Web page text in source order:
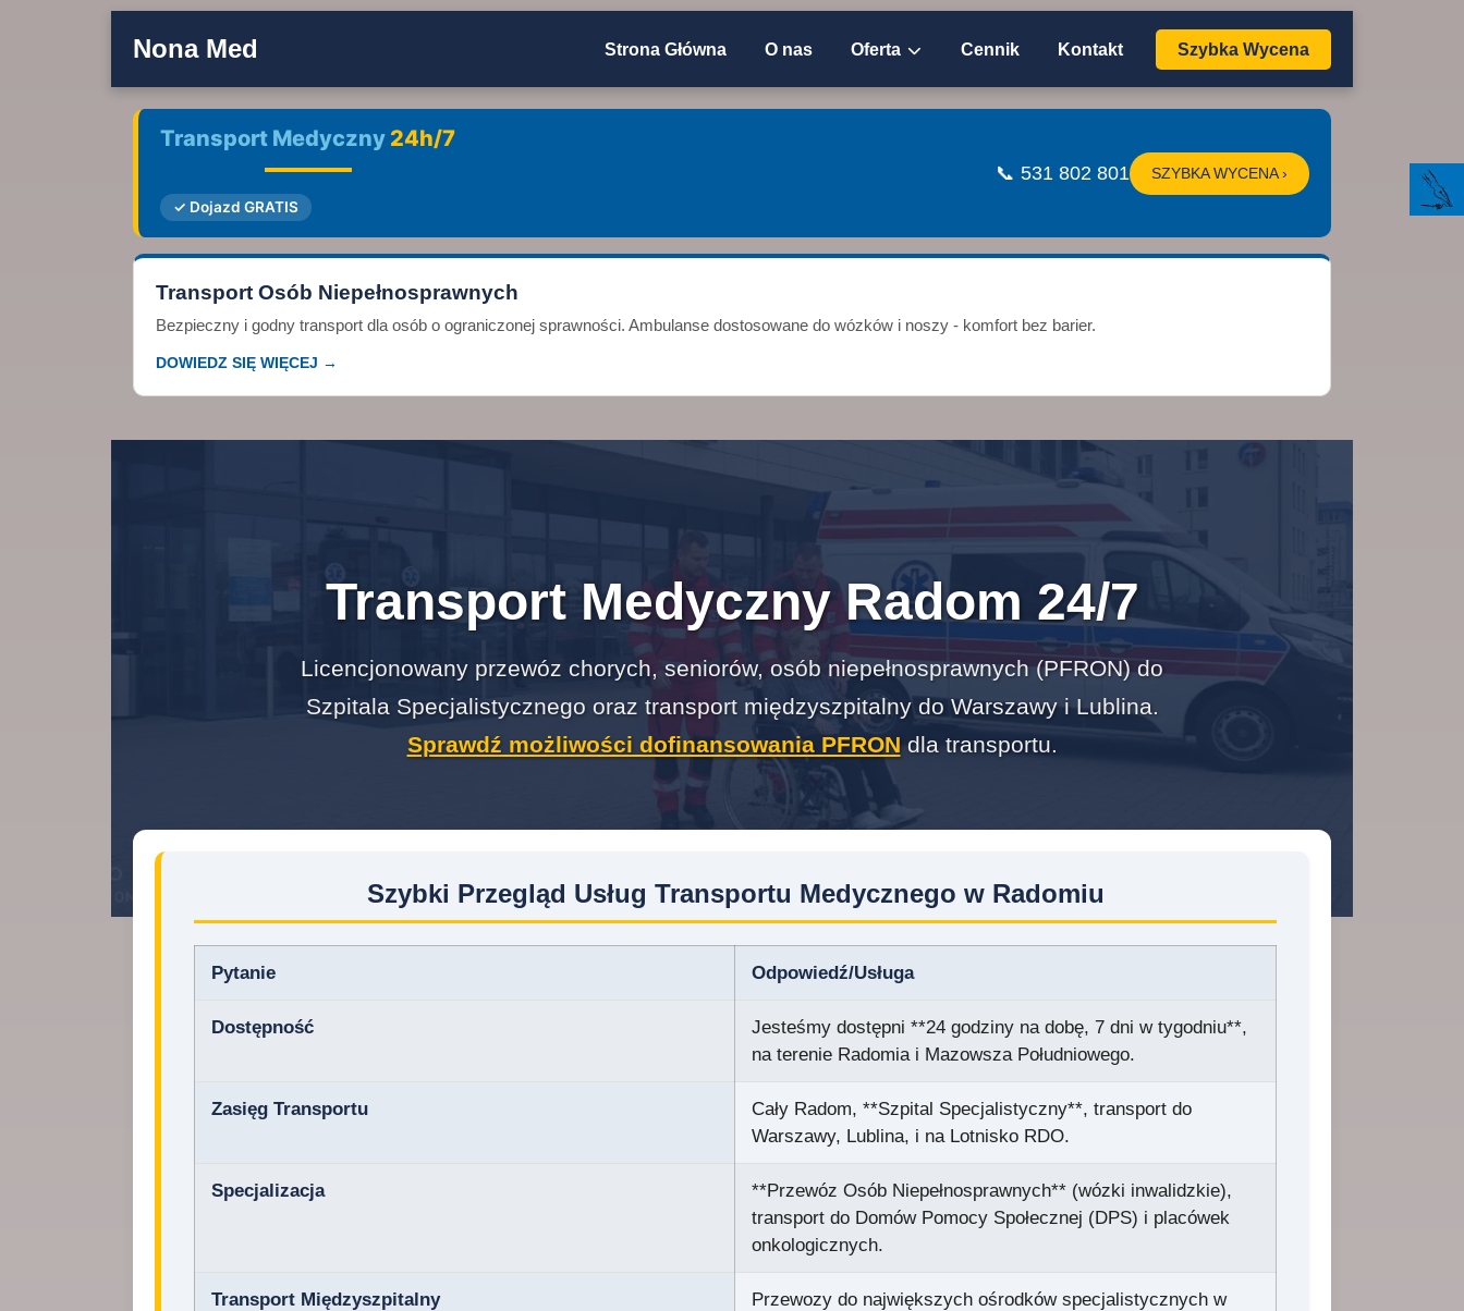
Nona Med Strona Główna O nas Oferta Cennik Kontakt Szybka Wycena
Transport Medyczny 24h/7
✓ Dojazd GRATIS
📞 531 802 801 SZYBKA WYCENA ›
Transport Osób Niepełnosprawnych
Bezpieczny i godny transport dla osób o ograniczonej sprawności. Ambulanse dostosowane do wózków i noszy - komfort bez barier.
DOWIEDZ SIĘ WIĘCEJ →
Transport Medyczny Radom 24/7
Licencjonowany przewóz chorych, seniorów, osób niepełnosprawnych (PFRON) do
Szpitala Specjalistycznego oraz transport międzyszpitalny do Warszawy i Lublina.
Sprawdź możliwości dofinansowania PFRON dla transportu.
Szybki Przegląd Usług Transportu Medycznego w Radomiu
Pytanie Odpowiedź/Usługa
Dostępność
Jesteśmy dostępni **24 godziny na dobę, 7 dni w tygodniu**,
na terenie Radomia i Mazowsza Południowego.
Zasięg Transportu
Cały Radom, **Szpital Specjalistyczny**, transport do
Warszawy, Lublina, i na Lotnisko RDO.
Specjalizacja
**Przewóz Osób Niepełnosprawnych** (wózki inwalidzkie),
transport do Domów Pomocy Społecznej (DPS) i placówek
onkologicznych.
Transport Międzyszpitalny
Przewozy do największych ośrodków specjalistycznych w